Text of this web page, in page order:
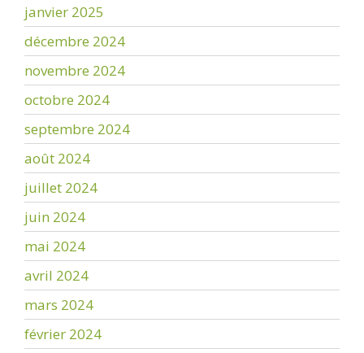
janvier 2025
décembre 2024
novembre 2024
octobre 2024
septembre 2024
août 2024
juillet 2024
juin 2024
mai 2024
avril 2024
mars 2024
février 2024